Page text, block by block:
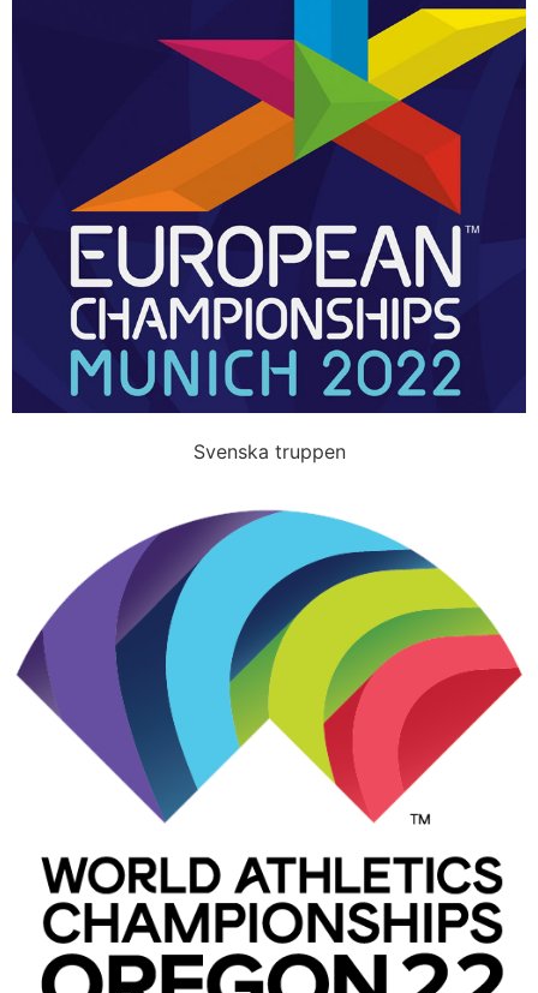
Svenska truppen